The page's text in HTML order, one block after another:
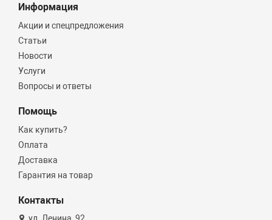
Информация
Акции и спецпредложения
Статьи
Новости
Услуги
Вопросы и ответы
Помощь
Как купить?
Оплата
Доставка
Гарантия на товар
Контакты
ул. Ленина, 92